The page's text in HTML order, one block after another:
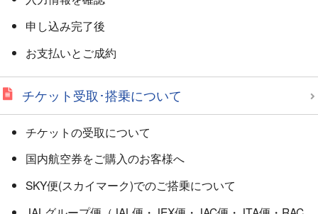
申し込み完了後
お支払いとご成約
チケット受取･搭乗について
チケットの受取について
国内航空券をご購入のお客様へ
SKY便(スカイマーク)でのご搭乗について